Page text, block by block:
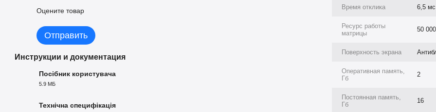
Оцените товар
Отправить
Инструкции и документация
Посібник користувача
5.9 МБ
Технічна специфікація
Время отклика 6,5 мс
Ресурс работы
матрицы
50
Поверхность экрана
Оперативная память,
Гб
2
Постоянная память,
Гб
16